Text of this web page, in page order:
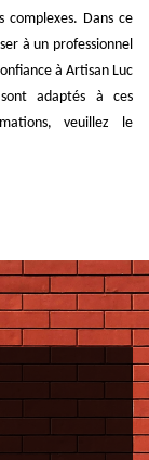
complexes. Dans ce
à un professionnel
à Artisan Luc
adaptés à ces
veuillez le